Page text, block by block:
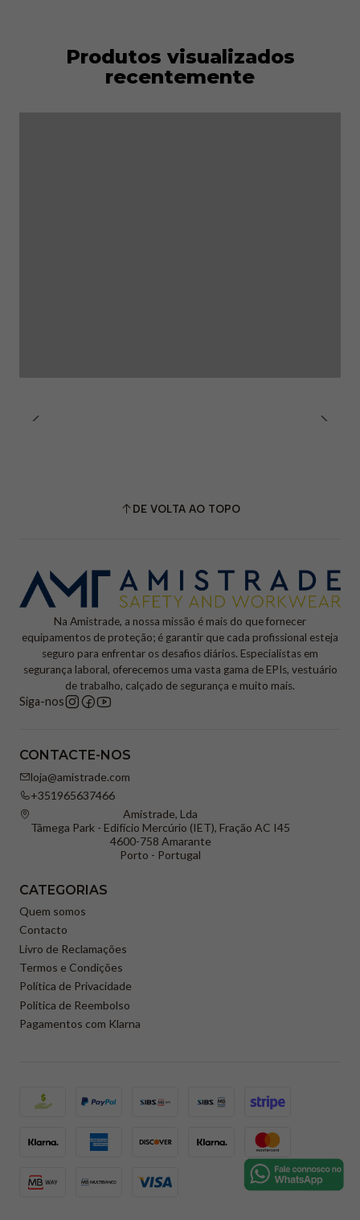
Produtos visualizados
recentemente
DE VOLTA AO TOPO
Na Amistrade, a nossa missão é mais do que fornecer
equipamentos de proteção; é garantir que cada profissional esteja
seguro para enfrentar os desafios diários. Especialistas em
segurança laboral, oferecemos uma vasta gama de EPIs, vestuário
de trabalho, calçado de segurança e muito mais.
Siga-nos
CONTACTE-NOS
loja@amistrade.com
+351965637466
Amistrade, Lda
Tâmega Park - Edifício Mercúrio (IET), Fração AC I45
4600-758 Amarante
Porto - Portugal
CATEGORIAS
Quem somos
Contacto
Livro de Reclamações
Termos e Condições
Política de Privacidade
Politica de Reembolso
Pagamentos com Klarna